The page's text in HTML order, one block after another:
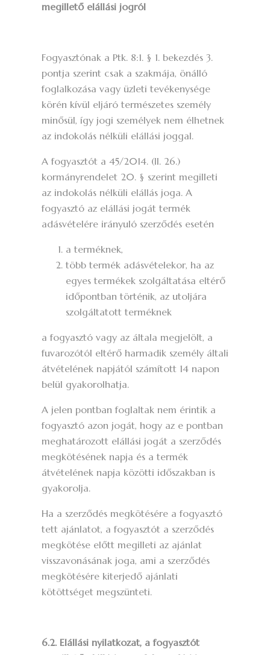
megillető elállási jogról
Fogyasztónak a Ptk. 8:1. § 1. bekezdés 3.
pontja szerint csak a szakmája, önálló
foglalkozása vagy üzleti tevékenysége
körén kívül eljáró természetes személy
minősül, így jogi személyek nem élhetnek
az indokolás nélküli elállási joggal.
A fogyasztót a 45/2014. (II. 26.)
kormányrendelet 20. § szerint megilleti
az indokolás nélküli elállás joga. A
fogyasztó az elállási jogát termék
adásvételére irányuló szerződés esetén
a terméknek,
több termék adásvételekor, ha az
egyes termékek szolgáltatása eltérő
időpontban történik, az utoljára
szolgáltatott terméknek
a fogyasztó vagy az általa megjelölt, a
fuvarozótól eltérő harmadik személy általi
átvételének napjától számított 14 napon
belül gyakorolhatja.
A jelen pontban foglaltak nem érintik a
fogyasztó azon jogát, hogy az e pontban
meghatározott elállási jogát a szerződés
megkötésének napja és a termék
átvételének napja közötti időszakban is
gyakorolja.
Ha a szerződés megkötésére a fogyasztó
tett ajánlatot, a fogyasztót a szerződés
megkötése előtt megilleti az ajánlat
visszavonásának joga, ami a szerződés
megkötésére kiterjedő ajánlati
kötöttséget megszünteti.
6.2. Elállási nyilatkozat, a fogyasztót